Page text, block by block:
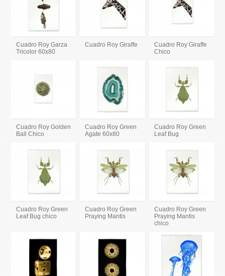
Cuadro Roy Garza
Tricolor 60x80
Cuadro Roy Giraffe
Cuadro Roy Giraffe
Chico
Cuadro Roy Golden
Ball Chico
Cuadro Roy Green
Agate 60x80
Cuadro Roy Green
Leaf Bug
Cuadro Roy Green
Leaf Bug chico
Cuadro Roy Green
Praying Mantis
Cuadro Roy Green
Praying Mantis
chico